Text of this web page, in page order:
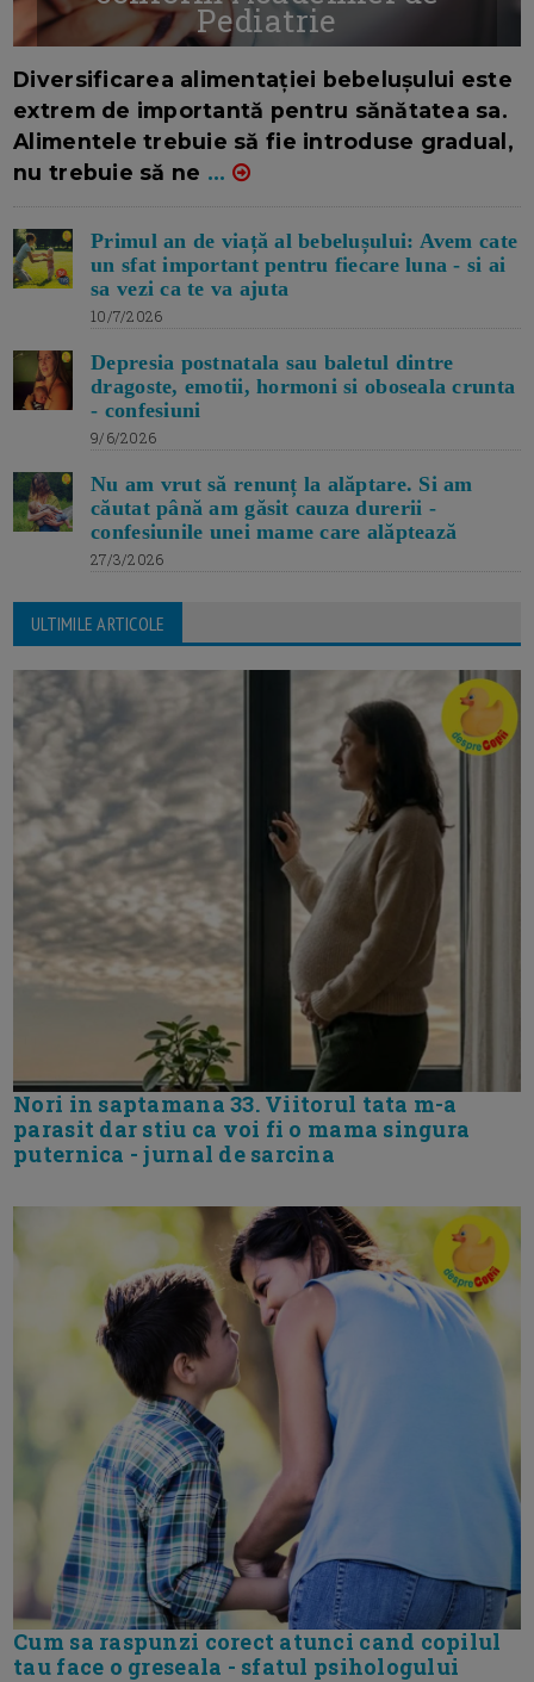
Pediatrie
Diversificarea alimentației bebelușului este
extrem de importantă pentru sănătatea sa.
Alimentele trebuie să fie introduse gradual,
nu trebuie să ne ...
Primul an de viață al bebelușului: Avem cate
un sfat important pentru fiecare luna - si ai
sa vezi ca te va ajuta
10/7/2026
Depresia postnatala sau baletul dintre
dragoste, emotii, hormoni si oboseala crunta
- confesiuni
9/6/2026
Nu am vrut să renunț la alăptare. Si am
căutat până am găsit cauza durerii -
confesiunile unei mame care alăptează
27/3/2026
ULTIMILE ARTICOLE
Nori in saptamana 33. Viitorul tata m-a
parasit dar stiu ca voi fi o mama singura
puternica - jurnal de sarcina
Cum sa raspunzi corect atunci cand copilul
tau face o greseala - sfatul psihologului